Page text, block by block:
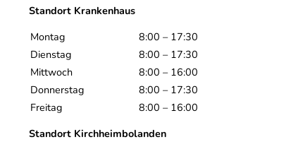
Standort Krankenhaus
Montag
8:00 – 17:30
Dienstag
8:00 – 17:30
Mittwoch
8:00 – 16:00
Donnerstag
8:00 – 17:30
Freitag
8:00 – 16:00
Standort Kirchheimbolanden